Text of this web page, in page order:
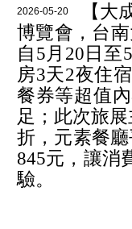
2026-05-20
【大
博覽會，台
自5月20日至
房3天2夜住
餐券等超值
足；此次旅
折，元素餐
845元，讓消
驗。